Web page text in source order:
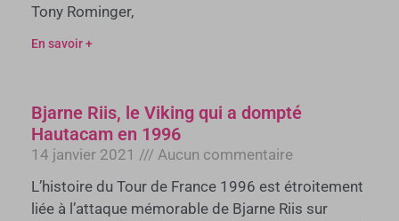
Tony Rominger,
En savoir +
Bjarne Riis, le Viking qui a dompté
Hautacam en 1996
14 janvier 2021
Aucun commentaire
L’histoire du Tour de France 1996 est étroitement
liée à l’attaque mémorable de Bjarne Riis sur